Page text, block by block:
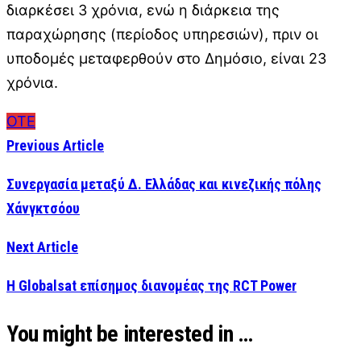
διαρκέσει 3 χρόνια, ενώ η διάρκεια της
παραχώρησης (περίοδος υπηρεσιών), πριν οι
υποδομές μεταφερθούν στο Δημόσιο, είναι 23
χρόνια.
ΟΤΕ
Previous Article
Συνεργασία μεταξύ Δ. Ελλάδας και κινεζικής πόλης
Χάνγκτσόου
Next Article
Η Globalsat επίσημος διανομέας της RCT Power
You might be interested in …